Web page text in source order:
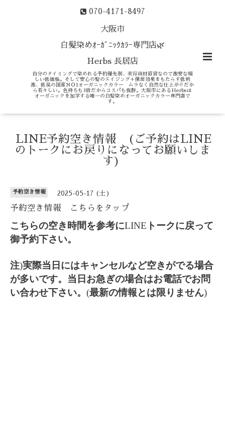
070-4171-8497
大阪市
白髪染めｵｰｶﾞﾆｯｸｶﾗｰ専門店🌿
Herbs 長居店
自分のタイミングで染めれる予約優先制、美容商材直営なので激安な嬉
しい低価格。そして安心の髪のエイジング＋保湿効果をもたらす低刺
激、低臭の国産ＮＯ1オーガニックカラー ムラなく自然な仕上がりだか
ら若々しい。色持ちも3倍だからコスパも抜群。大阪市にあるHerbsは
オーガニックを加学する唯一の白髪染めオーガニックカラー専門店で
す。
LINE予約空き情報 (ご予約はLINE
のトークにお戻りになってお願いしま
す)
予約空き情報 2025-05-17 (土)
予約空き情報 こちらをタップ
こちらの空き時間を参考にLINE トークに戻って
御予約下さい。
注)実際当日にはキャンセルなど空きがでる場合
が多いです。当日お急ぎの場合はお電話でお問
い合わせ下さい。 (最新の情報とは限りません)